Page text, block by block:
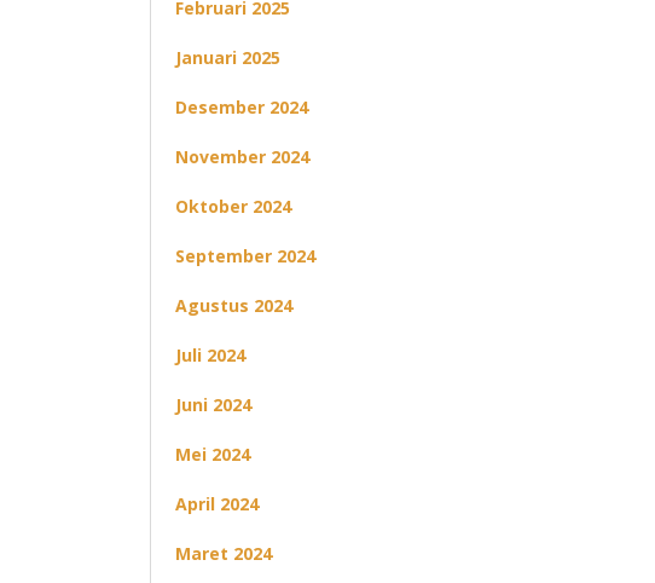
Februari 2025
Januari 2025
Desember 2024
November 2024
Oktober 2024
September 2024
Agustus 2024
Juli 2024
Juni 2024
Mei 2024
April 2024
Maret 2024